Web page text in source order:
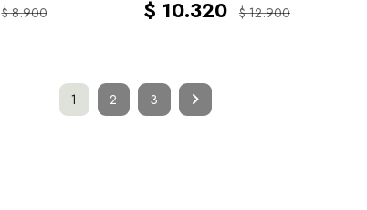
$ 8.900 $ 10.320 $ 12.900
1 2 3